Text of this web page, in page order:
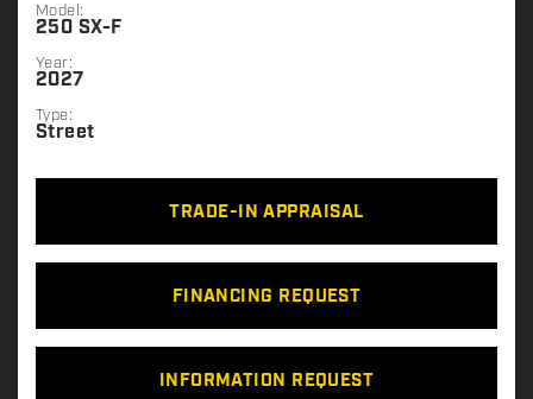
Model:
250 SX-F
Year:
2027
Type:
Street
TRADE-IN APPRAISAL
FINANCING REQUEST
INFORMATION REQUEST